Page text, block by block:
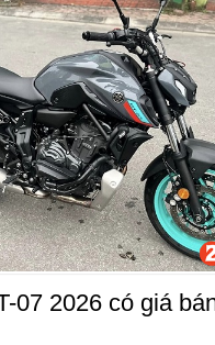
07 2026 có giá